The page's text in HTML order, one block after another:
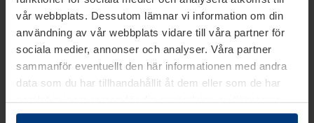
vår webbplats. Dessutom lämnar vi information om din
användning av vår webbplats vidare till våra partner för
sociala medier, annonser och analyser. Våra partner
sammanför eventuellt den här informationen med andra
data som du har tillhandahållit åt dem eller som de har
samlat in inom ramen för din användning av tjänsterna.
Juridiskt kan vi lagra kakor på din enhet, om de är